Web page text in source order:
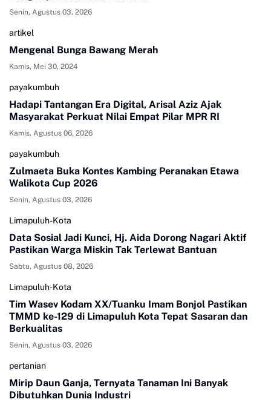
Senin, Agustus 03, 2026
artikel
Mengenal Bunga Bawang Merah
Kamis, Mei 30, 2024
payakumbuh
Hadapi Tantangan Era Digital, Arisal Aziz Ajak
Masyarakat Perkuat Nilai Empat Pilar MPR RI
Kamis, Agustus 06, 2026
payakumbuh
Zulmaeta Buka Kontes Kambing Peranakan Etawa
Walikota Cup 2026
Senin, Agustus 03, 2026
Limapuluh-Kota
Data Sosial Jadi Kunci, Hj. Aida Dorong Nagari Aktif
Pastikan Warga Miskin Tak Terlewat Bantuan
Sabtu, Agustus 08, 2026
Limapuluh-Kota
Tim Wasev Kodam XX/Tuanku Imam Bonjol Pastikan
TMMD ke-129 di Limapuluh Kota Tepat Sasaran dan
Berkualitas
Senin, Agustus 03, 2026
pertanian
Mirip Daun Ganja, Ternyata Tanaman Ini Banyak
Dibutuhkan Dunia Industri